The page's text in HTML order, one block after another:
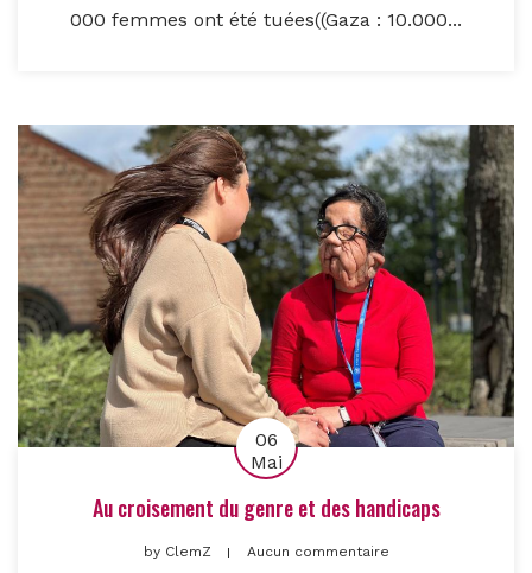
000 femmes ont été tuées((Gaza : 10.000...
06
Mai
Au croisement du genre et des handicaps
byClemZ Aucun commentaire